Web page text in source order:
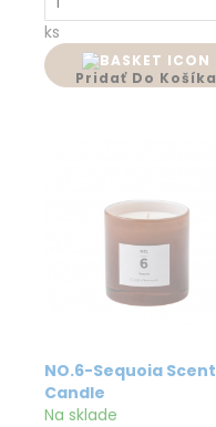
ks
Pridať Do Košíka
NO.6-Sequoia Scent
Candle
Na sklade